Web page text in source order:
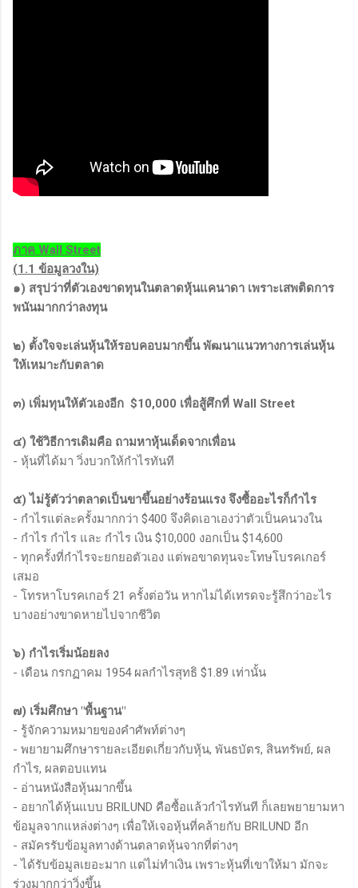
ภาค Wall Street
(1.1 ข้อมูลวงใน)
๑) สรุปว่าที่ตัวเองขาดทุนในตลาดหุ้นแคนาดา เพราะเสพติดการ
พนันมากกว่าลงทุน
๒) ตั้งใจจะเล่นหุ้นให้รอบคอบมากขึ้น พัฒนาแนวทางการเล่นหุ้น
ให้เหมาะกับตลาด
๓) เพิ่มทุนให้ตัวเองอีก $10,000 เพื่อสู้ศึกที่ Wall Street
๔) ใช้วิธีการเดิมคือ ถามหาหุ้นเด็ดจากเพื่อน
- หุ้นที่ได้มา วิ่งบวกให้กำไรทันที
๕) ไม่รู้ตัวว่าตลาดเป็นขาขึ้นอย่างร้อนแรง จึงซื้ออะไรก็กำไร
- กำไรแต่ละครั้งมากกว่า $400 จึงคิดเอาเองว่าตัวเป็นคนวงใน
- กำไร กำไร และ กำไร เงิน $10,000 งอกเป็น $14,600
- ทุกครั้งที่กำไรจะยกยอตัวเอง แต่พอขาดทุนจะโทษโบรคเกอร์
เสมอ
- โทรหาโบรคเกอร์ 21 ครั้งต่อวัน หากไม่ได้เทรดจะรู้สึกว่าอะไร
บางอย่างขาดหายไปจากชีวิต
๖) กำไรเริ่มน้อยลง
- เดือน กรกฏาคม 1954 ผลกำไรสุทธิ $1.89 เท่านั้น
๗) เริ่มศึกษา "พื้นฐาน"
- รู้จักความหมายของคำศัพท์ต่างๆ
- พยายามศึกษารายละเอียดเกี่ยวกับหุ้น, พันธบัตร, สินทรัพย์, ผล
กำไร, ผลตอบแทน
- อ่านหนังสือหุ้นมากขึ้น
- อยากได้หุ้นแบบ BRILUND คือซื้อแล้วกำไรทันที ก็เลยพยายามหา
ข้อมูลจากแหล่งต่างๆ เพื่อให้เจอหุ้นที่คล้ายกับ BRILUND อีก
- สมัครรับข้อมูลทางด้านตลาดหุ้นจากที่ต่างๆ
- ได้รับข้อมูลเยอะมาก แต่ไม่ทำเงิน เพราะหุ้นที่เขาให้มา มักจะ
ร่วงมากกว่าวิ่งขึ้น